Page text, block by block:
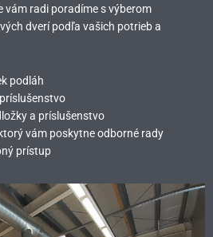
vám radi poradíme s výberom
dverí podľa vašich potrieb a
podláh
a príslušenstvo
vám poskytne odborné rady
prístup